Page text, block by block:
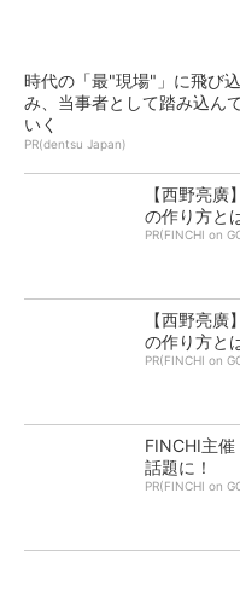
時代の「最"現場"」に飛び込
み、当事者として踏み込ん
いく
PR(dentsu Japan)
【西野亮
の作り方と
PR(FINCHI on
【西野亮
の作り方と
PR(FINCHI on
FINCHI主
話題に！
PR(FINCHI on